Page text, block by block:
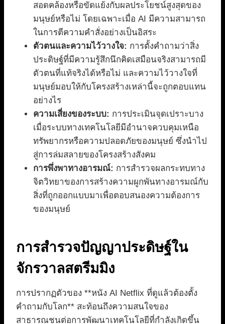
สอดคล้องหรือขัดแย้งกับผลประโยชน์สูงสุดของ
มนุษย์หรือไม่ โดยเฉพาะเมื่อ AI มีความสามารถ
ในการตีความคำสั่งอย่างเป็นอิสระ
ตัวตนและความไว้วางใจ: การตั้งคำถามว่าสิ่ง
ประดิษฐ์ที่มีความรู้สึกนึกคิดเสมือนจริงสามารถมี
ตัวตนที่แท้จริงได้หรือไม่ และความไว้วางใจที่
มนุษย์มอบให้กับโครงสร้างเหล่านี้จะถูกตอบแทน
อย่างไร
ความเสี่ยงของระบบ: การประเมินจุดเปราะบาง
เมื่อระบบทางเทคโนโลยีมีอำนาจควบคุมเหนือ
ทรัพยากรหรือความปลอดภัยของมนุษย์ ซึ่งนำไป
สู่การล่มสลายของโครงสร้างสังคม
การพึ่งพาทางอารมณ์: การสำรวจผลกระทบทาง
จิตวิทยาของการสร้างความผูกพันทางอารมณ์กับ
สิ่งที่ถูกออกแบบมาเพื่อตอบสนองความต้องการ
ของมนุษย์
การสำรวจปัญญาประดิษฐ์ใน
จักรวาลสตรีมมิง
การปรากฏตัวของ **หนัง AI Netflix ที่ดูแล้วต้องตั้ง
คำถามกับโลก** สะท้อนถึงความสนใจของ
สาธารณชนต่อการพัฒนาเทคโนโลยีที่กำลังเกิดขึ้น